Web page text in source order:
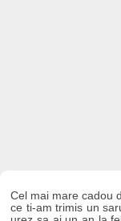
Cel mai mare cadou
ce ti-am trimis un